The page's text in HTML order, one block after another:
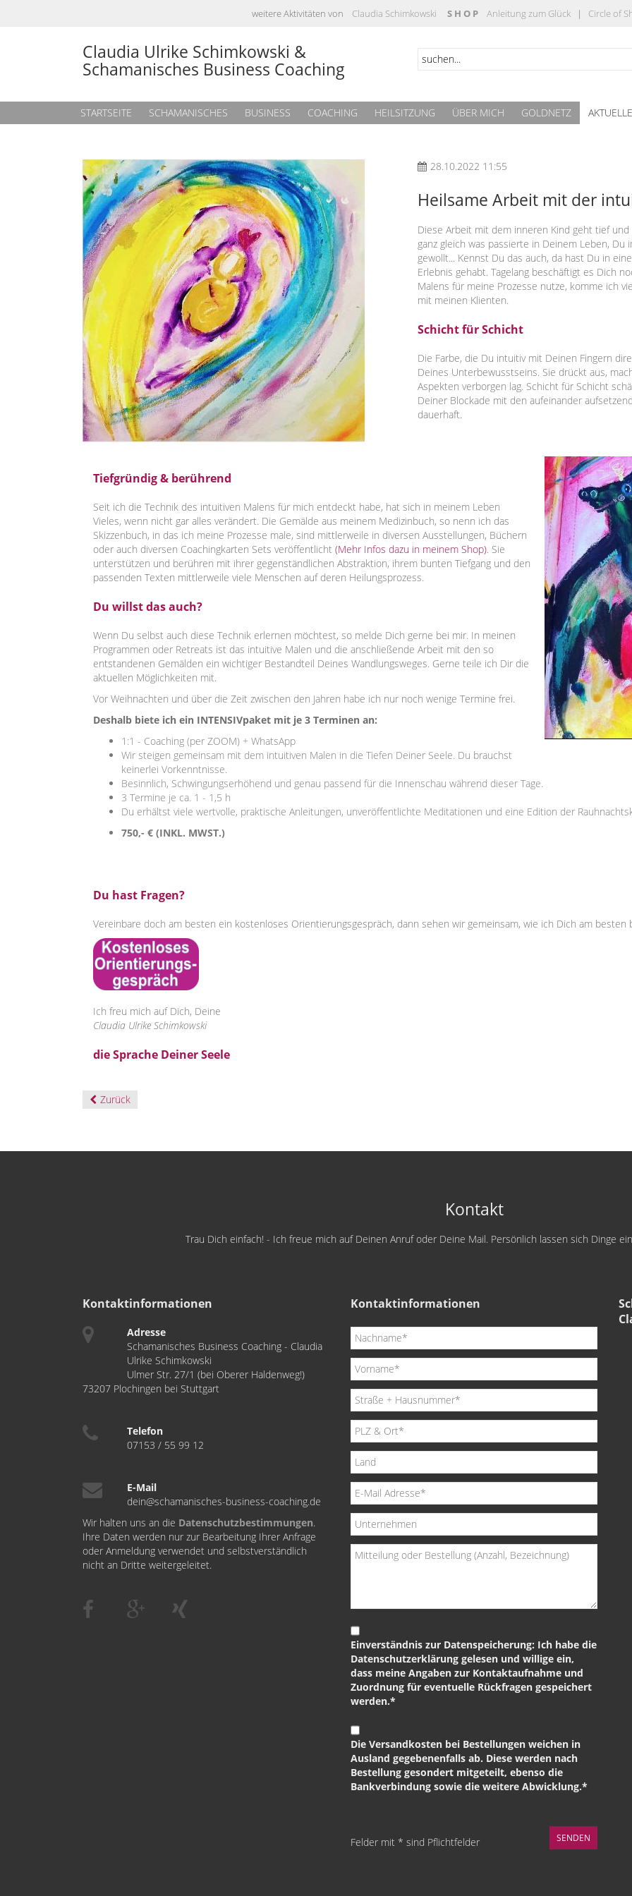
weitere Aktivitäten von Claudia Schimkowski S H O P Anleitung zum Glück| Circle of
Claudia Ulrike Schimkowski &
Schamanisches Business Coaching
STARTSEITE SCHAMANISCHES BUSINESS COACHING HEILSITZUNG ÜBER MICH GOLDNETZ
28.10.2022 11:55
Heilsame Arbeit mit der
Diese Arbeit mit dem inneren Kind geht tief
ganz gleich was passierte in Deinem Leben,
gewollt... Kennst Du das auch, da hast Du in
Erlebnis gehabt. Tagelang beschäftigt es Dich
Malens für meine Prozesse nutze, komme ich
mit meinen Klienten.
Schicht für Schicht
Die Farbe, die Du intuitiv mit Deinen Fingern
Deines Unterbewusstseins. Sie drückt aus,
Aspekten verborgen lag. Schicht für Schicht
Deiner Blockade mit den aufeinander
dauerhaft.
Tiefgründig & berührend
Seit ich die Technik des intuitiven Malens für mich entdeckt habe, hat sich in meinem Leben
Vieles, wenn nicht gar alles verändert. Die Gemälde aus meinem Medizinbuch, so nenn ich das
Skizzenbuch, in das ich meine Prozesse male, sind mittlerweile in diversen Ausstellungen, Büchern
oder auch diversen Coachingkarten Sets veröffentlicht (Mehr Infos dazu in meinem Shop). Sie
unterstützen und berühren mit ihrer gegenständlichen Abstraktion, ihrem bunten Tiefgang und den
passenden Texten mittlerweile viele Menschen auf deren Heilungsprozess.
Du willst das auch?
Wenn Du selbst auch diese Technik erlernen möchtest, so melde Dich gerne bei mir. In meinen
Programmen oder Retreats ist das intuitive Malen und die anschließende Arbeit mit den so
entstandenen Gemälden ein wichtiger Bestandteil Deines Wandlungsweges. Gerne teile ich Dir die
aktuellen Möglichkeiten mit.
Vor Weihnachten und über die Zeit zwischen den Jahren habe ich nur noch wenige Termine frei.
Deshalb biete ich ein INTENSIVpaket mit je 3 Terminen an:
1:1 - Coaching (per ZOOM) + WhatsApp
Wir steigen gemeinsam mit dem intuitiven Malen in die Tiefen Deiner Seele. Du brauchst
keinerlei Vorkenntnisse.
Besinnlich, Schwingungserhöhend und genau passend für die Innenschau während dieser Tage.
3 Termine je ca. 1 - 1,5 h
Du erhältst viele wertvolle, praktische Anleitungen, unveröffentlichte Meditationen und eine Edition der
750,- € (INKL. MWST.)
Du hast Fragen?
Vereinbare doch am besten ein kostenloses Orientierungsgespräch, dann sehen wir gemeinsam, wie ich Dich am
Ich freu mich auf Dich, Deine
Claudia Ulrike Schimkowski
die Sprache Deiner Seele
Zurück
Kontakt
Trau Dich einfach! - Ich freue mich auf Deinen Anruf oder Deine Mail. Persönlich lassen sich Dinge
Kontaktinformationen
Adresse
Schamanisches Business Coaching - Claudia
Ulrike Schimkowski
Ulmer Str. 27/1 (bei Oberer Haldenweg!)
73207 Plochingen bei Stuttgart
Telefon
07153 / 55 99 12
E-Mail
dein@schamanisches-business-coaching.de
Wir halten uns an die Datenschutzbestimmungen.
Ihre Daten werden nur zur Bearbeitung Ihrer Anfrage
oder Anmeldung verwendet und selbstverständlich
nicht an Dritte weitergeleitet.
Kontaktinformationen
Einverständnis zur Datenspeicherung: Ich habe die
Datenschutzerklärung gelesen und willige ein,
dass meine Angaben zur Kontaktaufnahme und
Zuordnung für eventuelle Rückfragen gespeichert
werden.*
Die Versandkosten bei Bestellungen weichen in
Ausland gegebenenfalls ab. Diese werden nach
Bestellung gesondert mitgeteilt, ebenso die
Bankverbindung sowie die weitere Abwicklung.*
Felder mit * sind Pflichtfelder